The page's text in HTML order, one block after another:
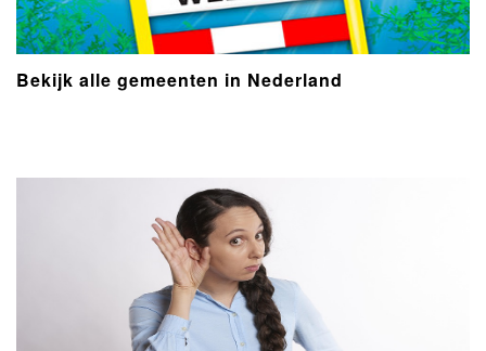
Bekijk alle gemeenten in Nederland